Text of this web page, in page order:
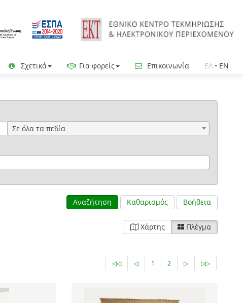
Σχετικά Για φορείς Επικοινωνία ΕΛ • EN
Σε όλα τα πεδία
Αναζήτηση Καθαρισμός Βοήθεια
Χάρτης Πλέγμα
◁◁ ◁ 1 2 ▷ ▷▷